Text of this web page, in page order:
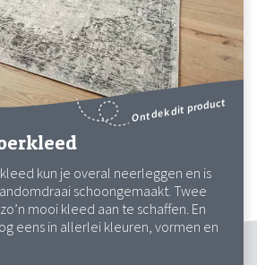
kun je overal neerleggen en is
schoongemaakt. Twee
mooi kleed aan te schaffen. En
eens in allerlei kleuren, vormen en
Ontdek dit product